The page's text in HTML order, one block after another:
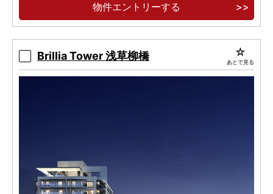
物件エントリーする
Brillia Tower 浅草柳橋 あとで見る